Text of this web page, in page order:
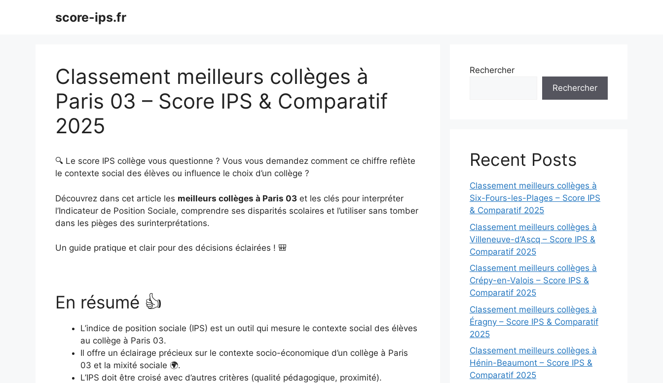
score-ips.fr
Classement meilleurs collèges à
Paris 03 – Score IPS & Comparatif
2025
🔍 Le score IPS collège vous questionne ? Vous vous demandez comment ce chiffre reflète
le contexte social des élèves ou influence le choix d’un collège ?
Découvrez dans cet article les meilleurs collèges à Paris 03 et les clés pour interpréter
l’Indicateur de Position Sociale, comprendre ses disparités scolaires et l’utiliser sans tomber
dans les pièges des surinterprétations.
Un guide pratique et clair pour des décisions éclairées ! 🎒
En résumé 👍
L’indice de position sociale (IPS) est un outil qui mesure le contexte social des élèves
au collège à Paris 03.
Il offre un éclairage précieux sur le contexte socio-économique d’un collège à Paris
03 et la mixité sociale 🌍.
L’IPS doit être croisé avec d’autres critères (qualité pédagogique, proximité).
Rechercher
Rechercher
Recent Posts
Classement meilleurs collèges à
Six-Fours-les-Plages – Score IPS
& Comparatif 2025
Classement meilleurs collèges à
Villeneuve-d’Ascq – Score IPS &
Comparatif 2025
Classement meilleurs collèges à
Crépy-en-Valois – Score IPS &
Comparatif 2025
Classement meilleurs collèges à
Éragny – Score IPS & Comparatif
2025
Classement meilleurs collèges à
Hénin-Beaumont – Score IPS &
Comparatif 2025